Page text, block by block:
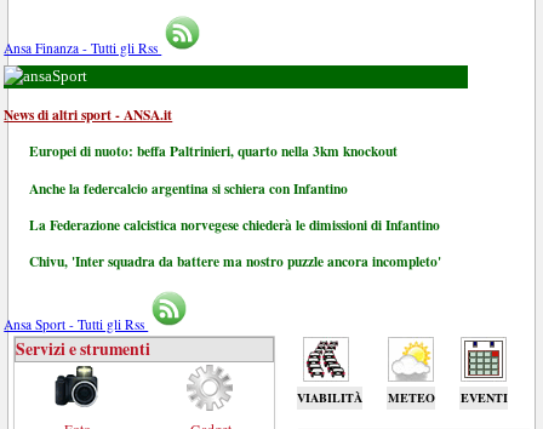
Ansa Finanza - Tutti gli Rss
Sport
News di altri sport - ANSA.it
Europei di nuoto: beffa Paltrinieri, quarto nella 3km knockout
Anche la federcalcio argentina si schiera con Infantino
La Federazione calcistica norvegese chiederà le dimissioni di Infantino
Chivu, 'Inter squadra da battere ma nostro puzzle ancora incompleto'
Ansa Sport - Tutti gli Rss
VIABILITÀ METEO EVENTI
Servizi e strumenti